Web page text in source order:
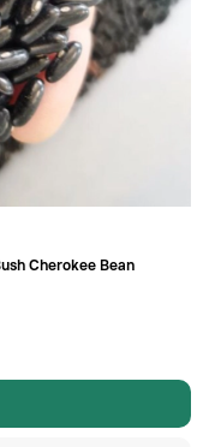
Cherokee Bean